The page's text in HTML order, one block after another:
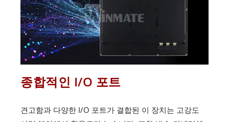
종합적인 I/O 포트
견고함과 다양한 I/O 포트가 결합된 이 장치는 고강도